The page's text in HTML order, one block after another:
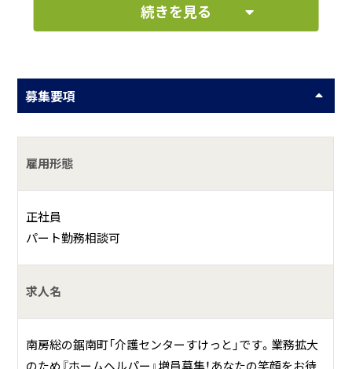
介護保険の指定事業として、高齢者が住みなれた地域で永く
生活ができるようなサービス提供を目指しております。
続きを見る
募集要項
雇用形態
正社員
パート勤務相談可
求人名
南房総の鋸南町「介護センターすけっと」です。業務拡大